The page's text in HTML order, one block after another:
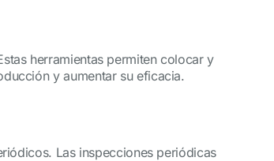
herramientas permiten colocar y
y aumentar su eficacia.
Las inspecciones periódicas